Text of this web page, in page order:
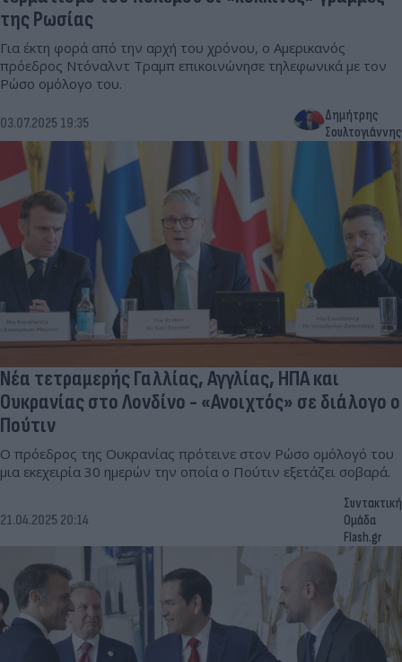
της Ρωσίας
Για έκτη φορά από την αρχή του χρόνου, ο Αμερικανός
πρόεδρος Ντόναλντ Τραμπ επικοινώνησε τηλεφωνικά με τον
Ρώσο ομόλογο του.
03.07.2025 19:35
Δημήτρης
Σουλτογιάννης
Νέα τετραμερής Γαλλίας, Αγγλίας, ΗΠΑ και
Ουκρανίας στο Λονδίνο - «Ανοιχτός» σε διάλογο ο
Πούτιν
Ο πρόεδρος της Ουκρανίας πρότεινε στον Ρώσο ομόλογό του
μια εκεχειρία 30 ημερών την οποία ο Πούτιν εξετάζει σοβαρά.
21.04.2025 20:14
Συντακτική
Ομάδα
Flash.gr